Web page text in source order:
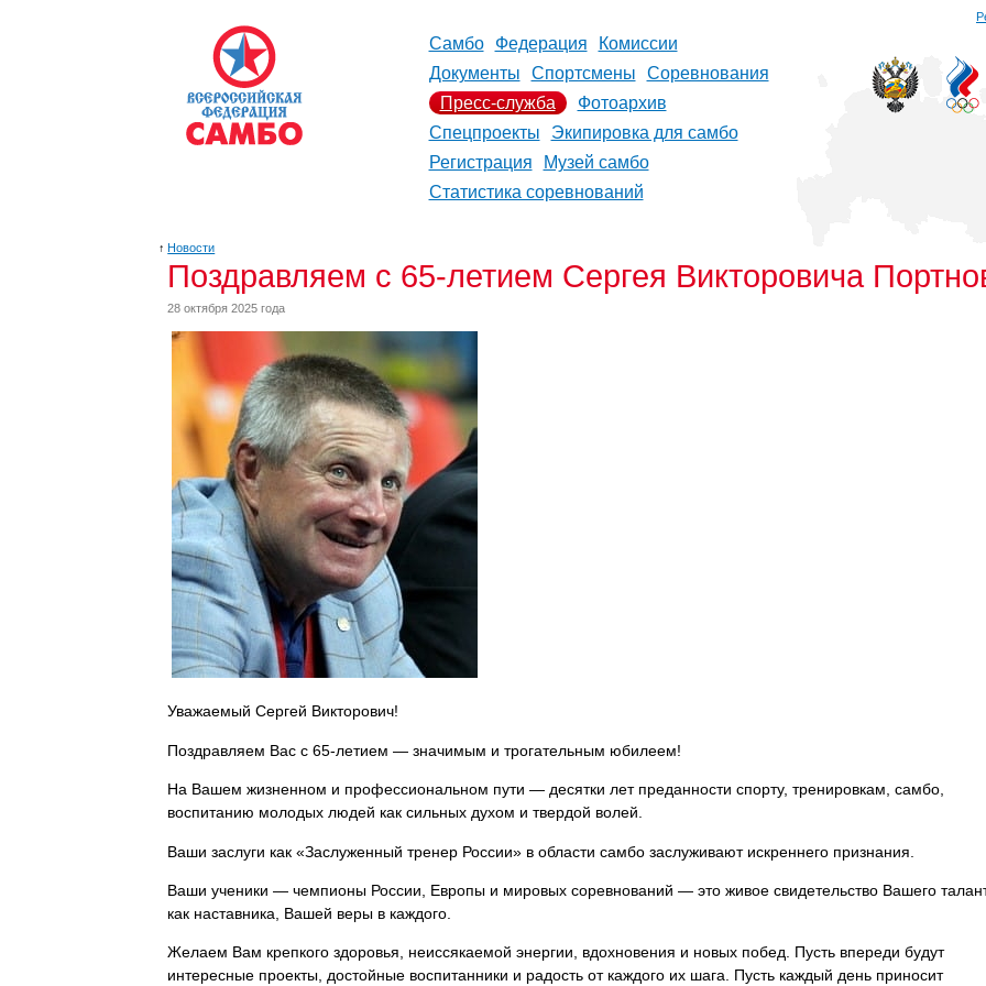
Самбо Федерация
Комиссии
Документы
Спортсмены
Соревнования
Пресс-служба
Фотоархив
Спецпроекты
Экипировка для самбо
Регистрация
Музей самбо
Статистика соревнований
↑ Новости
Поздравляем с 65-летием Сергея Викторовича
28 октября 2025 года
Уважаемый Сергей Викторович!
Поздравляем Вас с 65-летием — значимым и трогательным юбилеем!
На Вашем жизненном и профессиональном пути — десятки лет преданности спорту, тренировкам, самбо,
воспитанию молодых людей как сильных духом и твердой волей.
Ваши заслуги как «Заслуженный тренер России» в ­области самбо заслуживают искреннего признания.
Ваши ученики — чемпионы России, Европы и мировых соревнований — это живое свидетельство Вашего
как наставника, Вашей веры в каждого.
Желаем Вам крепкого здоровья, неиссякаемой энергии, вдохновения и новых побед. Пусть впереди будут
интересные проекты, достойные воспитанники и радость от каждого их шага. Пусть каждый день приносит